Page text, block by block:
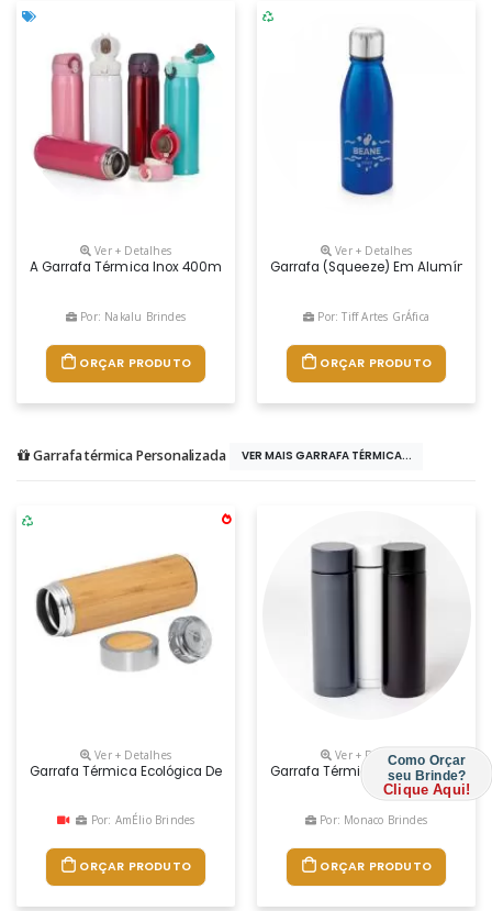
Ver + Detalhes
A Garrafa Térmica Inox 400ml Personalizada É A Escolha Ideal Para
Por: Nakalu Brindes
ORÇAR PRODUTO
Ver + Detalhes
Garrafa (squeeze) Em Alumínio
Por: Tiff Artes GrÁfica
ORÇAR PRODUTO
Garrafa térmica Personalizada VER MAIS GARRAFA TÉRMICA...
Ver + Detalhes
Garrafa Térmica Ecológica De Bambu E Aço Inox. Com Parede Dupla
Por: AmÉlio Brindes
ORÇAR PRODUTO
Ver + Detalhes
Garrafa Térmica Feita Em Inox
Por: Monaco Brindes
ORÇAR PRODUTO
Como Orçar
seu Brinde?
Clique Aqui!